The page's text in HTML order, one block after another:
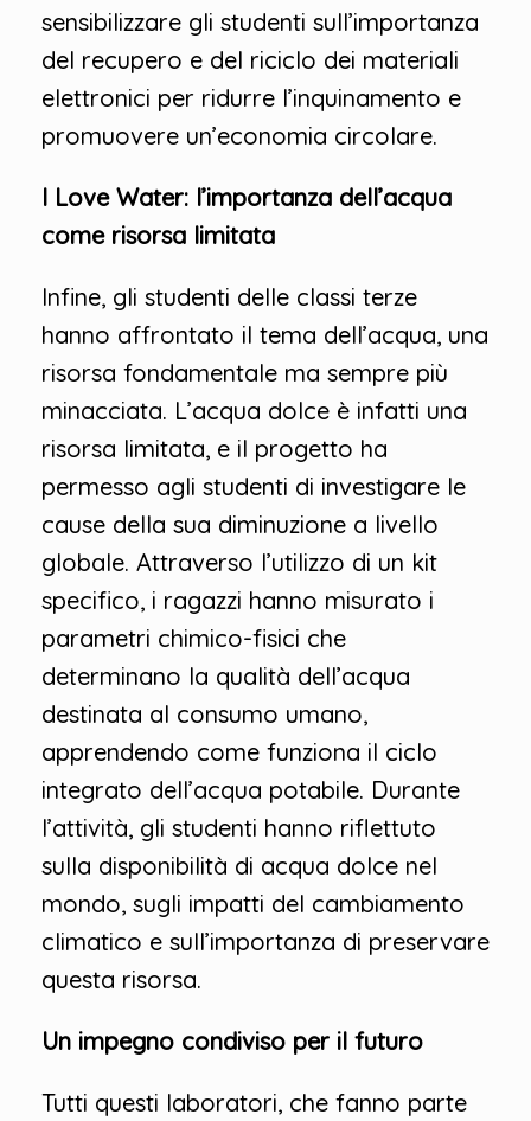
sensibilizzare gli studenti sull’importanza
del recupero e del riciclo dei materiali
elettronici per ridurre l’inquinamento e
promuovere un’economia circolare.
I Love Water: l’importanza dell’acqua
come risorsa limitata
Infine, gli studenti delle classi terze
hanno affrontato il tema dell’acqua, una
risorsa fondamentale ma sempre più
minacciata. L’acqua dolce è infatti una
risorsa limitata, e il progetto ha
permesso agli studenti di investigare le
cause della sua diminuzione a livello
globale. Attraverso l’utilizzo di un kit
specifico, i ragazzi hanno misurato i
parametri chimico-fisici che
determinano la qualità dell’acqua
destinata al consumo umano,
apprendendo come funziona il ciclo
integrato dell’acqua potabile. Durante
l’attività, gli studenti hanno riflettuto
sulla disponibilità di acqua dolce nel
mondo, sugli impatti del cambiamento
climatico e sull’importanza di preservare
questa risorsa.
Un impegno condiviso per il futuro
Tutti questi laboratori, che fanno parte